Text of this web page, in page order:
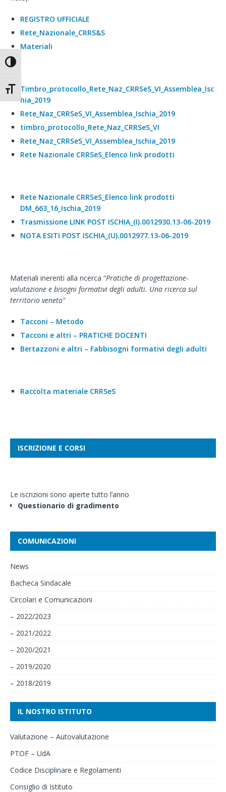
Attiva/disattiva alto contrasto
Attiva/disattiva dimensione testo
REGISTRO UFFICIALE
Rete_Nazionale_CRRS&S
Materiali
Timbro_protocollo_Rete_Naz_CRRSeS_VI_Assemblea_Isc
hia_2019
Rete_Naz_CRRSeS_VI_Assemblea_Ischia_2019
timbro_protocollo_Rete_Naz_CRRSeS_VI
Rete_Naz_CRRSeS_VI_Assemblea_Ischia_2019
Rete Nazionale CRRSeS_Elenco link prodotti
Rete Nazionale CRRSeS_Elenco link prodotti
DM_663_16_Ischia_2019
Trasmissione LINK POST ISCHIA_(I).0012930.13-06-2019
NOTA ESITI POST ISCHIA_(U).0012977.13-06-2019
Materiali inerenti alla ricerca “Pratiche di progettazione-
valutazione e bisogni formativi degli adulti. Una ricerca sul
territorio veneto”
Tacconi – Metodo
Tacconi e altri – PRATICHE DOCENTI
Bertazzoni e altri – Fabbisogni formativi degli adulti
Raccolta materiale CRRSeS
ISCRIZIONE E CORSI
Le iscrizioni sono aperte tutto l’anno
Questionario di gradimento
COMUNICAZIONI
News
Bacheca Sindacale
Circolari e Comunicazioni
– 2022/2023
– 2021/2022
– 2020/2021
– 2019/2020
– 2018/2019
IL NOSTRO ISTITUTO
Valutazione – Autovalutazione
PTOF – UdA
Codice Disciplinare e Regolamenti
Consiglio di Istituto